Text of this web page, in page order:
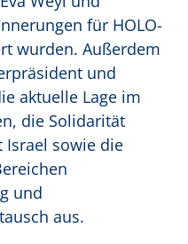
für HOLO-
wurden. Außerdem
und
aktuelle Lage im
die Solidarität
sowie die
und
aus.